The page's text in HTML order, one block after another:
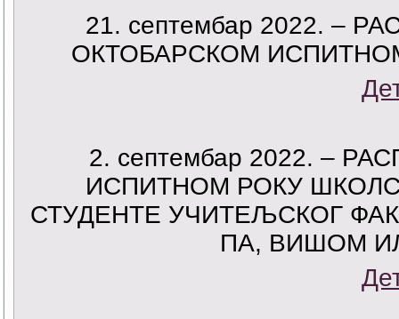
21. септембар 2022. –
ОКТОБАРСКОМ
2. септембар 2022. –
ИСПИТНОМ РОКУ
СТУДЕНТЕ УЧИТЕЉСКОГ
ПА, ВИШОМ